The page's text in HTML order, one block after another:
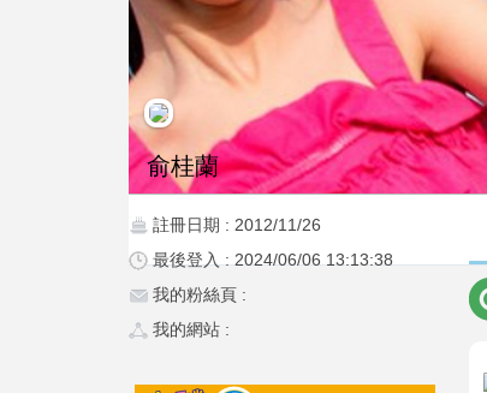
俞桂蘭
註冊日期 : 2012/11/26
最後登入 : 2024/06/06 13:13:38
我的粉絲頁 :
我的網站 :